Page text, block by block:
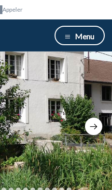
Appeler
Menu
10111213141516171819